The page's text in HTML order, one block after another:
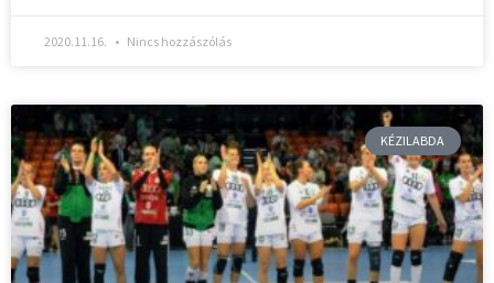
2020.11.16. Nincs hozzászólás
KÉZILABDA